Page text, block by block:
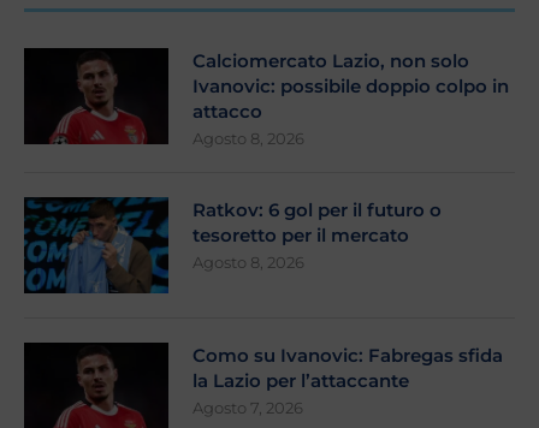
Calciomercato Lazio, non solo
Ivanovic: possibile doppio colpo in
attacco
Agosto 8, 2026
Ratkov: 6 gol per il futuro o
tesoretto per il mercato
Agosto 8, 2026
Como su Ivanovic: Fabregas sfida
la Lazio per l’attaccante
Agosto 7, 2026